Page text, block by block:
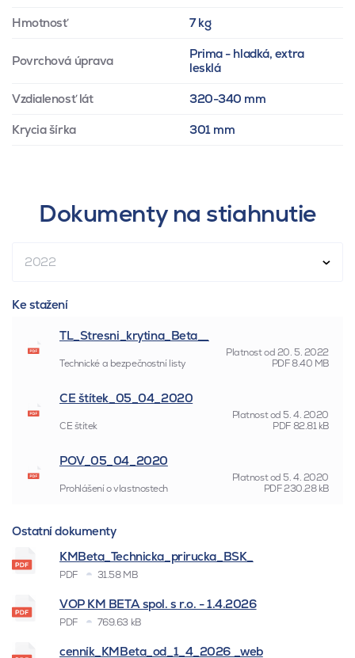
Hmotnosť 7 kg
Povrchová úprava
Prima - hladká, extra
lesklá
Vzdialenosť lát 320-340 mm
Krycia šírka 301 mm
Dokumenty na stiahnutie
2022
Ke stažení
TL_Stresni_krytina_Beta__
Platnost od20. 5. 2022
Technické a bezpečnostní listy
PDF8.40 MB
CE štítek_05_04_2020
Platnost od 5. 4. 2020
CE štítek
PDF82.81 kB
POV_05_04_2020
Platnost od 5. 4. 2020
Prohlášení o vlastnostech
PDF230.28 kB
Ostatní dokumenty
KMBeta_Technicka_prirucka_BSK_
PDF 31.58 MB
VOP KM BETA spol. s r.o. - 1.4.2026
PDF 769.63 kB
cenník_KMBeta_od_1_4_2026 _web